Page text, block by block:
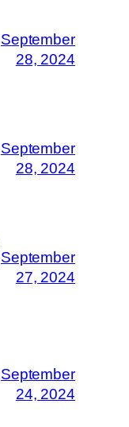
September
28, 2024
September
28, 2024
September
27, 2024
September
24, 2024